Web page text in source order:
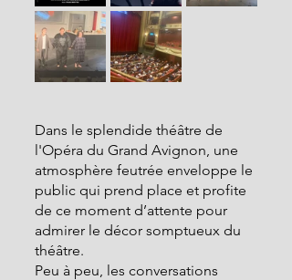
Dans le splendide théâtre de
l'Opéra du Grand Avignon, une
atmosphère feutrée enveloppe le
public qui prend place et profite
de ce moment d’attente pour
admirer le décor somptueux du
théâtre.
Peu à peu, les conversations